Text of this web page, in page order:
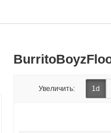
Увеличить: 1d